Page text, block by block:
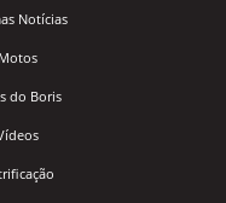
Notícias
Motos
do Boris